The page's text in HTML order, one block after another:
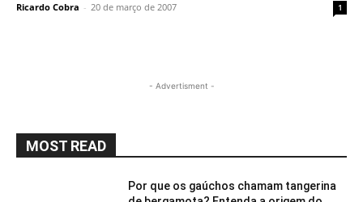
Ricardo Cobra - 20 de março de 2007 1
- Advertisment -
MOST READ
Por que os gaúchos chamam tangerina